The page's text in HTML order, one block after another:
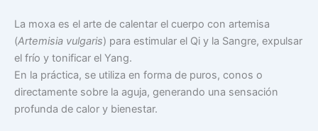
La moxa es el arte de calentar el cuerpo con artemisa
(Artemisia vulgaris) para estimular el Qi y la Sangre, expulsar
el frío y tonificar el Yang.
En la práctica, se utiliza en forma de puros, conos o
directamente sobre la aguja, generando una sensación
profunda de calor y bienestar.